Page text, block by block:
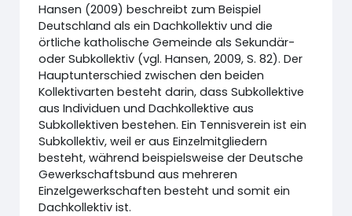
Hansen (2009) beschreibt zum Beispiel
Deutschland als ein Dachkollektiv und die
örtliche katholische Gemeinde als Sekundär-
oder Subkollektiv (vgl. Hansen, 2009, S. 82). Der
Hauptunterschied zwischen den beiden
Kollektivarten besteht darin, dass Subkollektive
aus Individuen und Dachkollektive aus
Subkollektiven bestehen. Ein Tennisverein ist ein
Subkollektiv, weil er aus Einzelmitgliedern
besteht, während beispielsweise der Deutsche
Gewerkschaftsbund aus mehreren
Einzelgewerkschaften besteht und somit ein
Dachkollektiv ist.